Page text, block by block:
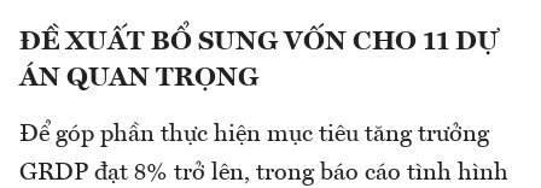
ĐỀ XUẤT BỔ SUNG VỐN CHO 11 DỰ
ÁN QUAN TRỌNG
Để góp phần thực hiện mục tiêu tăng trưởng
GRDP đạt 8% trở lên, trong báo cáo tình hình